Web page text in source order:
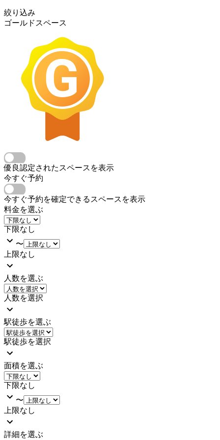
絞り込み
ゴールドスペース
優良認定されたスペースを表示
今すぐ予約
今すぐ予約を確定できるスペースを表示
料金を選ぶ
下限なし
〜
上限なし
人数を選ぶ
人数を選択
駅徒歩を選ぶ
駅徒歩を選択
面積を選ぶ
下限なし
〜
上限なし
詳細を選ぶ